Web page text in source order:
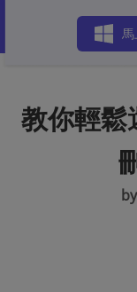
馬
教你輕
by